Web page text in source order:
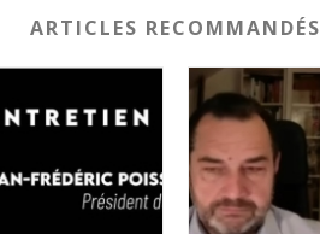
ARTICLES RECOMMANDÉS